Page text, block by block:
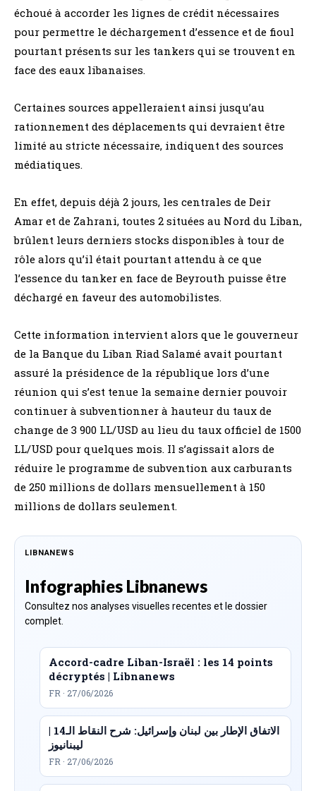
échoué à accorder les lignes de crédit nécessaires
pour permettre le déchargement d’essence et de fioul
pourtant présents sur les tankers qui se trouvent en
face des eaux libanaises.
Certaines sources appelleraient ainsi jusqu’au
rationnement des déplacements qui devraient être
limité au stricte nécessaire, indiquent des sources
médiatiques.
En effet, depuis déjà 2 jours, les centrales de Deir
Amar et de Zahrani, toutes 2 situées au Nord du Liban,
brûlent leurs derniers stocks disponibles à tour de
rôle alors qu’il était pourtant attendu à ce que
l’essence du tanker en face de Beyrouth puisse être
déchargé en faveur des automobilistes.
Cette information intervient alors que le gouverneur
de la Banque du Liban Riad Salamé avait pourtant
assuré la présidence de la république lors d’une
réunion qui s’est tenue la semaine dernier pouvoir
continuer à subventionner à hauteur du taux de
change de 3 900 LL/USD au lieu du taux officiel de 1500
LL/USD pour quelques mois. Il s’agissait alors de
réduire le programme de subvention aux carburants
de 250 millions de dollars mensuellement à 150
millions de dollars seulement.
LIBNANEWS
Infographies Libnanews
Consultez nos analyses visuelles recentes et le dossier
complet.
Accord-cadre Liban-Israël : les 14 points
décryptés | Libnanews
FR · 27/06/2026
الاتفاق الإطار بين لبنان وإسرائيل: شرح النقاط الـ14 |
ليبنانيوز
FR · 27/06/2026